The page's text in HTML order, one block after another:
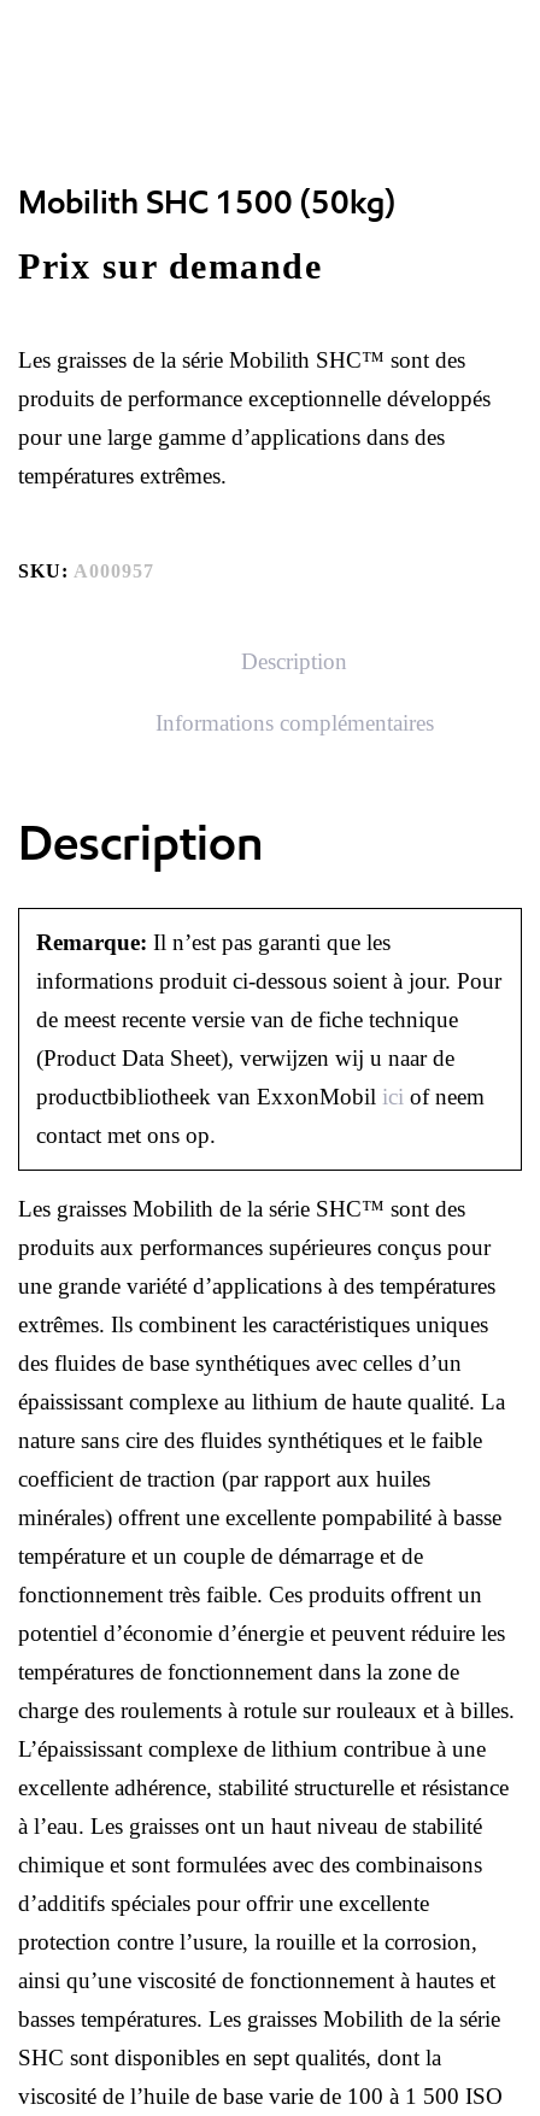
Mobilith SHC 1500 (50kg)
Prix sur demande
Les graisses de la série Mobilith SHC™ sont des
produits de performance exceptionnelle développés
pour une large gamme d’applications dans des
températures extrêmes.
SKU: A000957
Description
Informations complémentaires
Description
Remarque: Il n’est pas garanti que les
informations produit ci-dessous soient à jour. Pour
de meest recente versie van de fiche technique
(Product Data Sheet), verwijzen wij u naar de
productbibliotheek van ExxonMobil ici of neem
contact met ons op.
Les graisses Mobilith de la série SHC™ sont des
produits aux performances supérieures conçus pour
une grande variété d’applications à des températures
extrêmes. Ils combinent les caractéristiques uniques
des fluides de base synthétiques avec celles d’un
épaississant complexe au lithium de haute qualité. La
nature sans cire des fluides synthétiques et le faible
coefficient de traction (par rapport aux huiles
minérales) offrent une excellente pompabilité à basse
température et un couple de démarrage et de
fonctionnement très faible. Ces produits offrent un
potentiel d’économie d’énergie et peuvent réduire les
températures de fonctionnement dans la zone de
charge des roulements à rotule sur rouleaux et à billes.
L’épaississant complexe de lithium contribue à une
excellente adhérence, stabilité structurelle et résistance
à l’eau. Les graisses ont un haut niveau de stabilité
chimique et sont formulées avec des combinaisons
d’additifs spéciales pour offrir une excellente
protection contre l’usure, la rouille et la corrosion,
ainsi qu’une viscosité de fonctionnement à hautes et
basses températures. Les graisses Mobilith de la série
SHC sont disponibles en sept qualités, dont la
viscosité de l’huile de base varie de 100 à 1 500 ISO